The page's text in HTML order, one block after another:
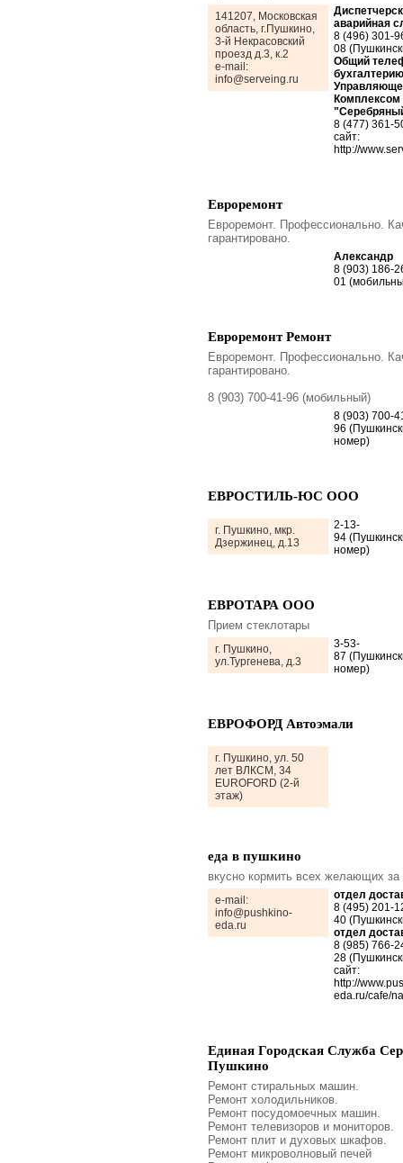
141207, Московская
область, г.Пушкино,
3-й Некрасовский
проезд д.3, к.2
e-mail:
info@serveing.ru
аварийная
8 (496) 301-
08
Общий
Комплексом
8 (477) 361-
сайт:
http://
Евроремонт
Евроремонт. Профессионально.
гарантировано.
Александр
8 (903) 186-
01
Евроремонт Ремонт
Евроремонт. Профессионально.
гарантировано.
8 (903) 700-41-96 (мобильный)
8 (903) 700-
96
номер)
ЕВРОСТИЛЬ-ЮС ООО
г. Пушкино, мкр.
Дзержинец, д.13
2-13-
94
номер)
ЕВРОТАРА ООО
Прием стеклотары
г. Пушкино,
ул.Тургенева, д.3
3-53-
87
номер)
ЕВРОФОРД Автоэмали
г. Пушкино, ул. 50
лет ВЛКСМ, 34
EUROFORD (2-й
этаж)
еда в пушкино
вкусно кормить всех желающих за
e-mail:
info@pushkino-
eda.ru
отдел
8 (495) 201-
40
отдел
8 (985) 766-
28
сайт:
http://
eda.ru/cafe/
Единая Городская Служба
Пушкино
Ремонт стиральных машин.
Ремонт холодильников.
Ремонт посудомоечных машин.
Ремонт телевизоров и мониторов.
Ремонт плит и духовых шкафов.
Ремонт микроволновый печей